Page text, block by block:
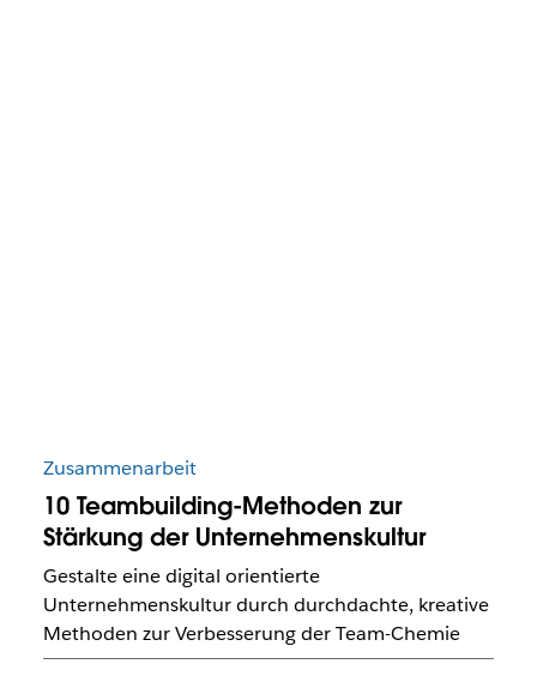
Zusammenarbeit
10 Teambuilding-Methoden zur
Stärkung der Unternehmenskultur
Gestalte eine digital orientierte
Unternehmenskultur durch durchdachte, kreative
Methoden zur Verbesserung der Team-Chemie